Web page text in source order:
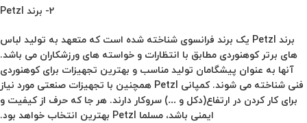
2- برند Petzl
برند Petzl یک برند فرانسوی شناخته شده است که متعهد به تولید لباس
های برتر کوهنوردی مطابق با انتظارات و خواسته های ورزشکاران می باشد.
آنها به عنوان پیشگامان تولید مناسب و بهترین تجهیزات برای کوهنوردی
فنی شناخته می شوند. کمپانی Petzl همچنین با تجهیزات صنعتی مورد نیاز
برای کار کردن در ارتفاع(دکل و …) سروکار دارند. هر جا که حرف از کیفیت و
ایمنی باشد، مسلما Petzl بهترین انتخاب خواهد بود.